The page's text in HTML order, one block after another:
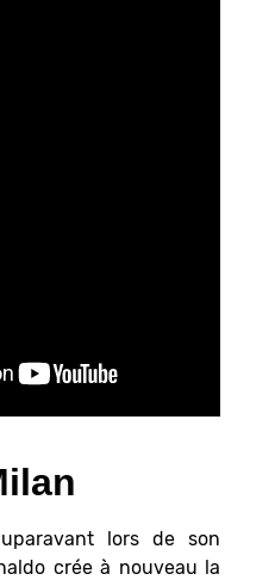
lors de son
crée à nouveau la